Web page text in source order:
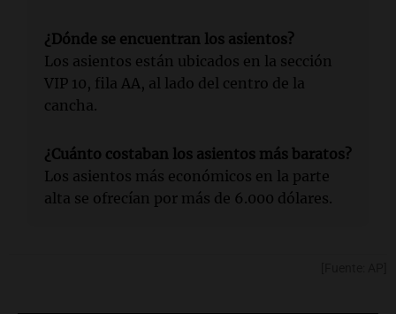
¿Dónde se encuentran los asientos?
Los asientos están ubicados en la sección
VIP 10, fila AA, al lado del centro de la
cancha.
¿Cuánto costaban los asientos más baratos?
Los asientos más económicos en la parte
alta se ofrecían por más de 6.000 dólares.